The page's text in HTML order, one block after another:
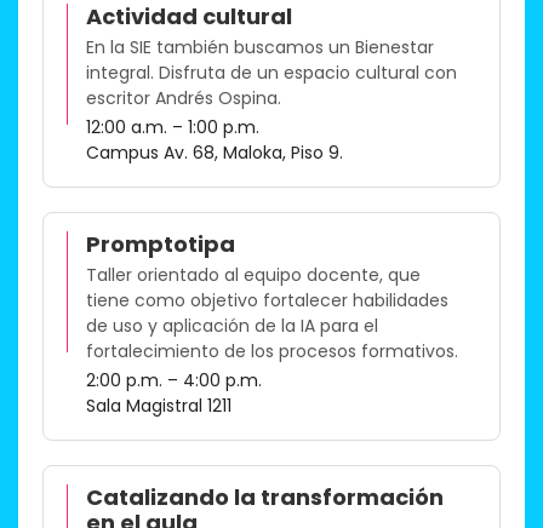
Actividad cultural
En la SIE también buscamos un Bienestar
integral. Disfruta de un espacio cultural con
escritor Andrés Ospina.
12:00 a.m. – 1:00 p.m.
Campus Av. 68, Maloka, Piso 9.
Promptotipa
Taller orientado al equipo docente, que
tiene como objetivo fortalecer habilidades
de uso y aplicación de la IA para el
fortalecimiento de los procesos formativos.​
2:00 p.m. – 4:00 p.m.
Sala Magistral 1211
Catalizando la transformación